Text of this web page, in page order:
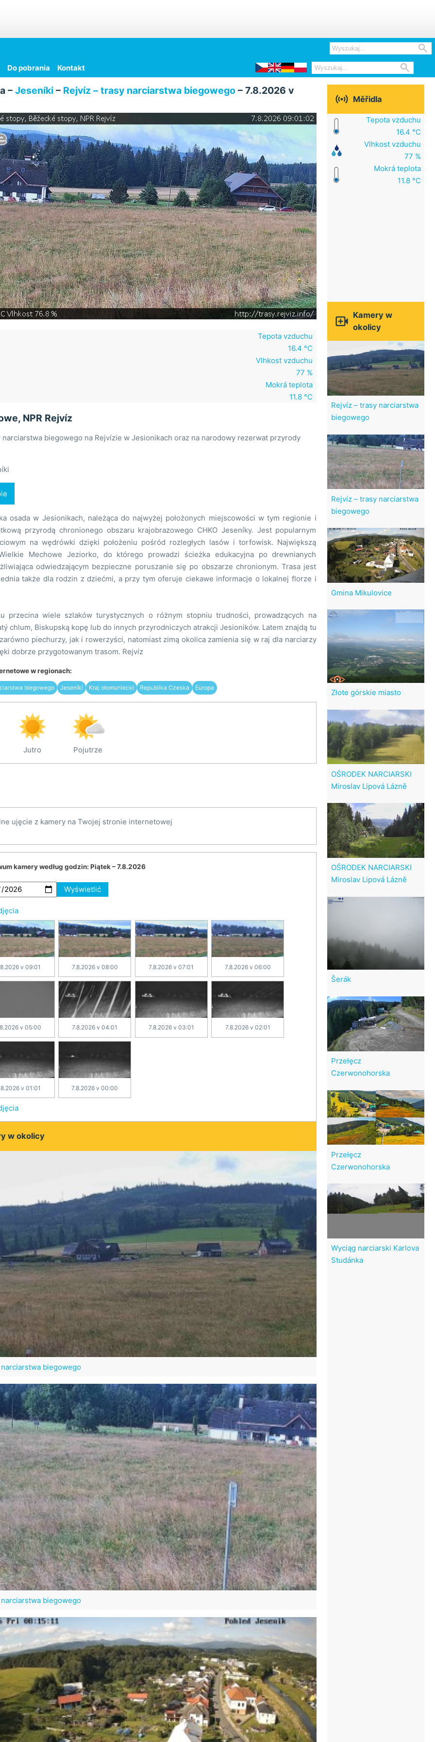

Do pobrania Kontakt 
– Jeseníki– Rejvíz – trasy narciarstwa biegowego– 7.8.2026 v
Tepota vzduchu
16.4 °C
Vlhkost vzduchu
77 %
Mokrá teplota
11.8 °C
NPR Rejvíz
narciarstwa biegowego na Rejvízie w Jesionikach oraz na narodowy rezerwat przyrody
osada w Jesionikach, należąca do najwyżej położonych miejscowości w tym regionie i
przyrodą chronionego obszaru krajobrazowego CHKO Jeseníky. Jest popularnym
na wędrówki dzięki położeniu pośród rozległych lasów i torfowisk. Największą
Mechowe Jeziorko, do którego prowadzi ścieżka edukacyjna po drewnianych
odwiedzającym bezpieczne poruszanie się po obszarze chronionym. Trasa jest
także dla rodzin z dziećmi, a przy tym oferuje ciekawe informacje o lokalnej florze i
przecina wiele szlaków turystycznych o różnym stopniu trudności, prowadzących na
chlum, Biskupską kopę lub do innych przyrodniczych atrakcji Jesioników. Latem znajdą tu
piechurzy, jak i rowerzyści, natomiast zimą okolica zamienia się w raj dla narciarzy
dobrze przygotowanym trasom. Rejvíz
w regionach:
biegowego Jeseníki Kraj ołomuniecki Republika Czeska Europa
Jutro Pojutrze
ujęcie z kamery na Twojej stronie internetowej
kamery według godzin: Piątek – 7.8.2026
Wyświetlić
v 09:01 7.8.2026 v 08:00 7.8.2026 v 07:01 7.8.2026 v 06:00
v 05:00 7.8.2026 v 04:01 7.8.2026 v 03:01 7.8.2026 v 02:01
v 01:01 7.8.2026 v 00:00
w okolicy
biegowego
biegowego
 Měřidla
Tepota vzduchu
16.4 °C
Vlhkost vzduchu
77 %
Mokrá teplota
11.8 °C
 Kamery w
okolicy
Rejvíz – trasy narciarstwa
biegowego
Rejvíz – trasy narciarstwa
biegowego
Gmina Mikulovice
Złote górskie miasto
OŚRODEK NARCIARSKI
Miroslav Lipová Lázně
OŚRODEK NARCIARSKI
Miroslav Lipová Lázně
Šerák
Przełęcz
Czerwonohorska
Przełęcz
Czerwonohorska
Wyciąg narciarski Karlova
Studánka